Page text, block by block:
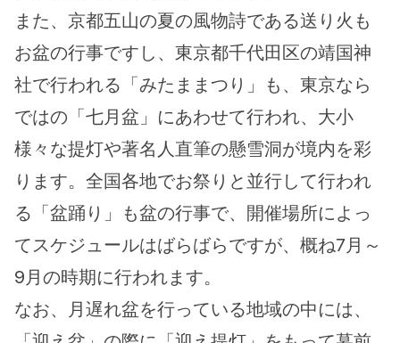
また、京都五山の夏の風物詩である送り火も
お盆の行事ですし、東京都千代田区の靖国神
社で行われる「みたままつり」も、東京なら
ではの「七月盆」にあわせて行われ、大小
様々な提灯や著名人直筆の懸雪洞が境内を彩
ります。全国各地でお祭りと並行して行われ
る「盆踊り」も盆の行事で、開催場所によっ
てスケジュールはばらばらですが、概ね7月～
9月の時期に行われます。
なお、月遅れ盆を行っている地域の中には、